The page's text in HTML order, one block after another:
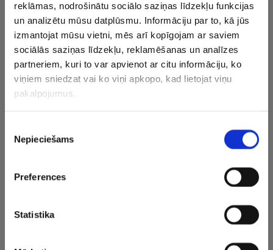
reklāmas, nodrošinātu sociālo saziņas līdzekļu funkcijas
un analizētu mūsu datplūsmu. Informāciju par to, kā jūs
izmantojat mūsu vietni, mēs arī kopīgojam ar saviem
sociālās saziņas līdzekļu, reklamēšanas un analīzes
partneriem, kuri to var apvienot ar citu informāciju, ko
viņiem sniedzat vai ko viņi apkopo, kad lietojat viņu
pakalpojumus.
izvēle
Nepieciešams
Preferences
Statistika
“play-off” dueļos viņa kontā 51 (20+31) punkts.
Zviedrijas izlases sastāvā Johansons piedalījies divos
pasaules čempionātos (2024., 2025.), bet 2014. gadā viņš
kļuva par olimpisko vicečempionu. Johansons tāpat
piedalījās šī gada olimpiādē.